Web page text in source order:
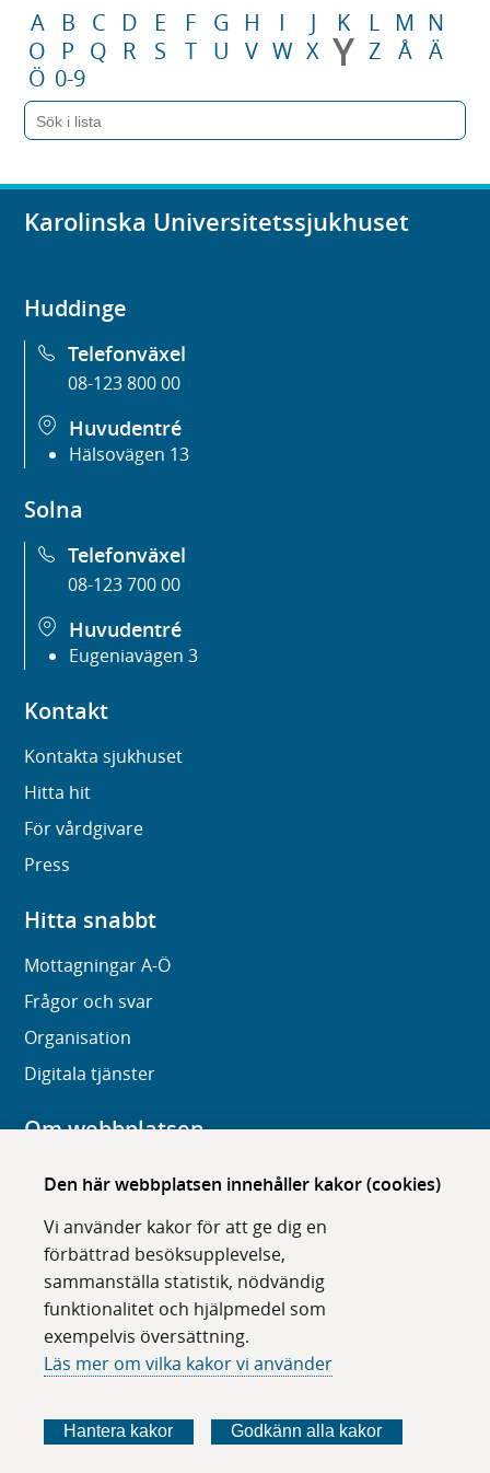
Den här webbplatsen innehåller kakor (cookies)
Vi använder kakor för att ge dig en
förbättrad besöksupplevelse,
sammanställa statistik, nödvändig
funktionalitet och hjälpmedel som
exempelvis översättning.
Läs mer om vilka kakor vi använder
Hantera kakor Godkänn alla kakor
A B C D E F G H I J K L M N
O
P Q R S T U V W X Y Z Å Ä
Ö 0-9
Karolinska Universitetssjukhuset
Huddinge
Telefonväxel
08-123 800 00
Huvudentré
Hälsovägen 13
Solna
Telefonväxel
08-123 700 00
Huvudentré
Eugeniavägen 3
Kontakt
Kontakta sjukhuset
Hitta hit
För vårdgivare
Press
Hitta snabbt
Mottagningar A-Ö
Frågor och svar
Organisation
Digitala tjänster
Om webbplatsen
Om karolinska.se
Tillgänglighet
Om cookies
Följ oss i sociala medier
ö
l
ö
l
ö
l